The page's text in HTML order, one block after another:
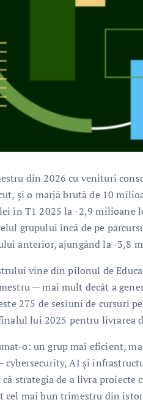
din 2026 cu venituri
și o marjă brută de 10
în T1 2025 la -2,9
grupului încă de pe
anterior, ajungând la -3,8
vine din pilonul de
— mai mult decât a
275 de sesiuni de cursuri
lui 2025 pentru livrarea
o: un grup mai eficient,
cybersecurity, AI și
strategia de a livra
mai bun trimestru din